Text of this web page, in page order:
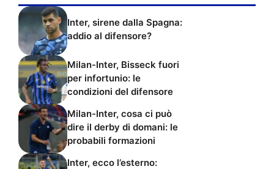
Inter, sirene dalla Spagna:
addio al difensore?
Milan-Inter, Bisseck fuori
per infortunio: le
condizioni del difensore
Milan-Inter, cosa ci può
dire il derby di domani: le
probabili formazioni
Inter, ecco l’esterno: